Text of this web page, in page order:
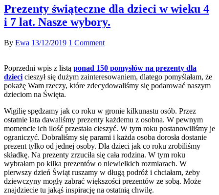
Prezenty świąteczne dla dzieci w wieku 4
i 7 lat. Nasze wybory.
By Ewa 13/12/2019 1 Comment
Poprzedni wpis z listą ponad 150 pomysłów na prezenty dla
dzieci cieszył się dużym zainteresowaniem, dlatego pomyślałam, że
pokażę Wam rzeczy, które zdecydowaliśmy się podarować naszym
dzieciom na Święta.
Wigilię spędzamy jak co roku w gronie kilkunastu osób. Przez
ostatnie lata dawaliśmy prezenty każdemu z osobna. W pewnym
momencie ich ilość przestała cieszyć. W tym roku postanowiliśmy je
ograniczyć. Dobraliśmy się parami i każda osoba dorosła dostanie
prezent tylko od jednej osoby. Dla dzieci jak co roku zrobiliśmy
składkę. Na prezenty zrzuciła się cała rodzina. W tym roku
wybrałam po kilka prezentów o niewielkich rozmiarach. W
pierwszy dzień Świąt ruszamy w długą podróż i chciałam, żeby
dziewczyny mogły zabrać większości prezentów ze sobą. Może
znajdziecie tu jakąś inspirację na ostatnią chwilę.